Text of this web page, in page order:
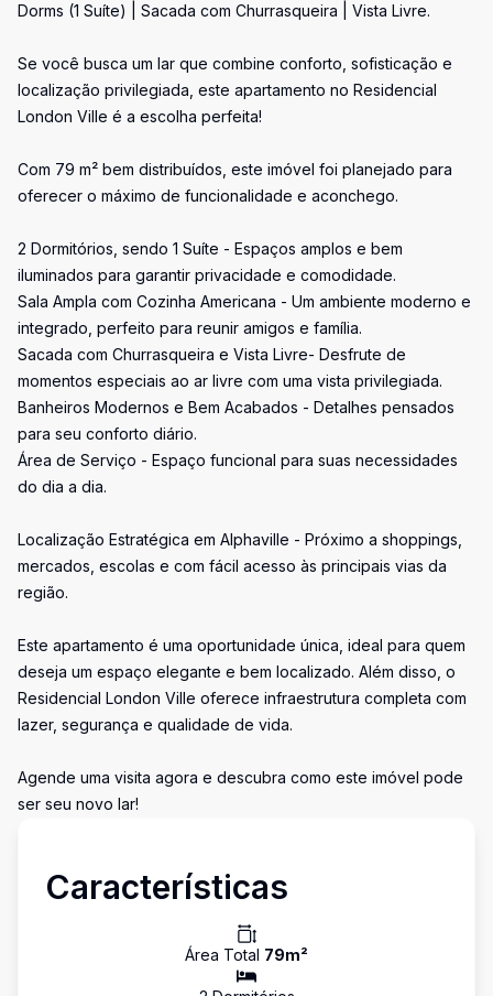
Dorms (1 Suíte) | Sacada com Churrasqueira | Vista Livre.
Se você busca um lar que combine conforto, sofisticação e
localização privilegiada, este apartamento no Residencial
London Ville é a escolha perfeita!
Com 79 m² bem distribuídos, este imóvel foi planejado para
oferecer o máximo de funcionalidade e aconchego.
2 Dormitórios, sendo 1 Suíte - Espaços amplos e bem
iluminados para garantir privacidade e comodidade.
Sala Ampla com Cozinha Americana - Um ambiente moderno e
integrado, perfeito para reunir amigos e família.
Sacada com Churrasqueira e Vista Livre- Desfrute de
momentos especiais ao ar livre com uma vista privilegiada.
Banheiros Modernos e Bem Acabados - Detalhes pensados
para seu conforto diário.
Área de Serviço - Espaço funcional para suas necessidades
do dia a dia.
Localização Estratégica em Alphaville - Próximo a shoppings,
mercados, escolas e com fácil acesso às principais vias da
região.
Este apartamento é uma oportunidade única, ideal para quem
deseja um espaço elegante e bem localizado. Além disso, o
Residencial London Ville oferece infraestrutura completa com
lazer, segurança e qualidade de vida.
Agende uma visita agora e descubra como este imóvel pode
ser seu novo lar!
Características
Área Total 79m²